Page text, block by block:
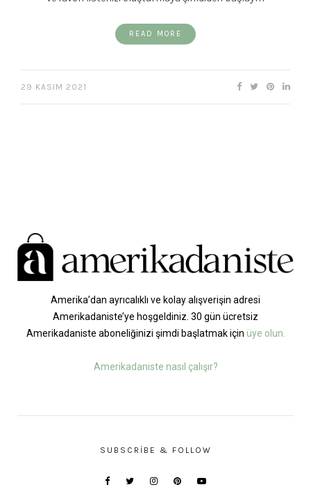
READ MORE
29 KASIM 2021
Amerika’dan ayrıcalıklı ve kolay alışverişin adresi
Amerikadaniste’ye hoşgeldiniz. 30 gün ücretsiz
Amerikadaniste aboneliğinizi şimdi başlatmak için üye olun.
Amerikadaniste nasıl çalışır?
SUBSCRIBE & FOLLOW